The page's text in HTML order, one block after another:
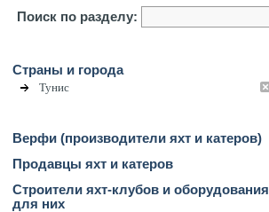
Поиск по разделу:
Страны и города
Тунис
Верфи (производители яхт и катеров)
Продавцы яхт и катеров
Строители яхт-клубов и оборудования
для них